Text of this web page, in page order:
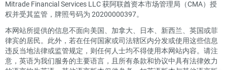
Mitrade Financial Services LLC 获阿联酋资本市场管理局（CMA）授
权并受其监管，牌照号码为 20200000397。
本网站所提供的信息不面向美国、加拿大、日本、新西兰、英国或菲
律宾的居民。此外，若在任何国家或司法辖区内分发或使用这些信息
违反当地法律或监管规定，则任何人士均不得使用本网站内容。请注
意，英语为我们服务的主要语言，且所有条款和协议中具有法律效力